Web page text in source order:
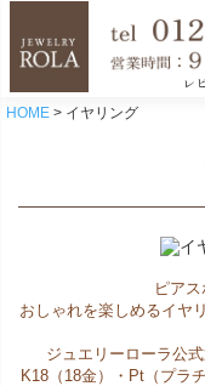
レ
HOME イヤリング
ピア
おしゃれを楽しめるイヤ
ジュエリーローラ公
K18（18金）・Pt（プラ